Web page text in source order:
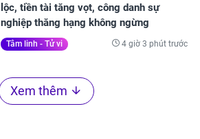
lộc, tiền tài tăng vọt, công danh sự
nghiệp thăng hạng không ngừng
Tâm linh - Tử vi 4 giờ 3 phút trước
Xem thêm